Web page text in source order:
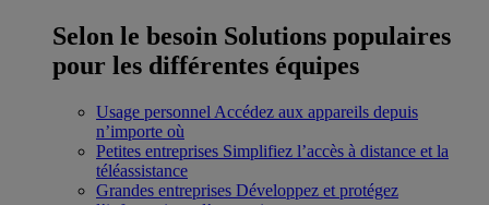
Selon le besoin Solutions populaires
pour les différentes équipes
Usage personnel Accédez aux appareils depuis
n’importe où
Petites entreprises Simplifiez l’accès à distance et la
téléassistance
Grandes entreprises Développez et protégez